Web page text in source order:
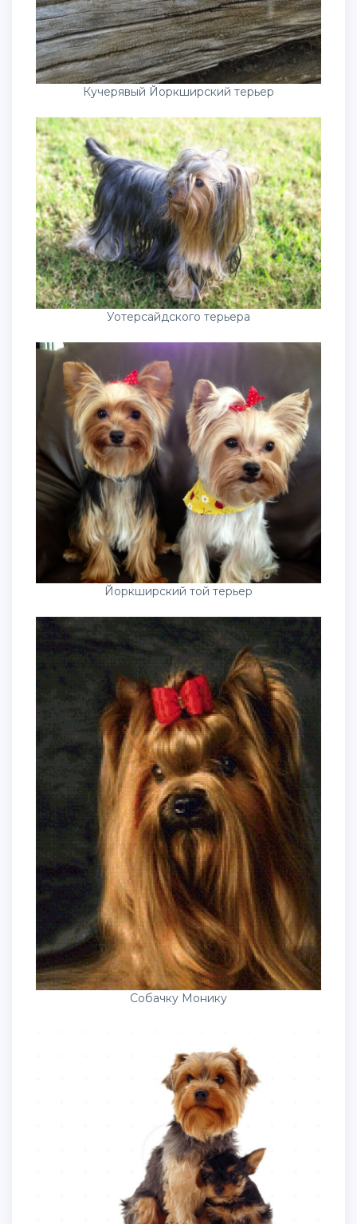
Кучерявый Йоркширский терьер
Уотерсайдского терьера
Йоркширский той терьер
Собачку Монику